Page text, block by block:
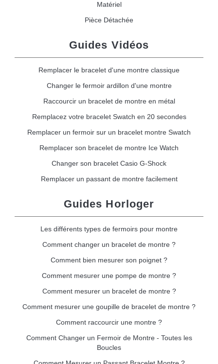
Matériel
Pièce Détachée
Guides Vidéos
Remplacer le bracelet d'une montre classique
Changer le fermoir ardillon d'une montre
Raccourcir un bracelet de montre en métal
Remplacez votre bracelet Swatch en 20 secondes
Remplacer un fermoir sur un bracelet montre Swatch
Remplacer son bracelet de montre Ice Watch
Changer son bracelet Casio G-Shock
Remplacer un passant de montre facilement
Guides Horloger
Les différents types de fermoirs pour montre
Comment changer un bracelet de montre ?
Comment bien mesurer son poignet ?
Comment mesurer une pompe de montre ?
Comment mesurer un bracelet de montre ?
Comment mesurer une goupille de bracelet de montre ?
Comment raccourcir une montre ?
Comment Changer un Fermoir de Montre - Toutes les
Boucles